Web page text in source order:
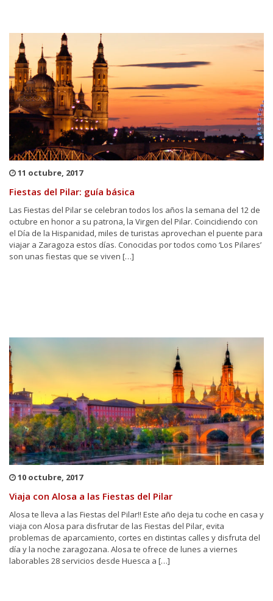
11 octubre, 2017
Fiestas del Pilar: guía básica
Las Fiestas del Pilar se celebran todos los años la semana del 12 de
octubre en honor a su patrona, la Virgen del Pilar. Coincidiendo con
el Día de la Hispanidad, miles de turistas aprovechan el puente para
viajar a Zaragoza estos días. Conocidas por todos como ‘Los Pilares’
son unas fiestas que se viven […]
10 octubre, 2017
Viaja con Alosa a las Fiestas del Pilar
Alosa te lleva a las Fiestas del Pilar!! Este año deja tu coche en casa y
viaja con Alosa para disfrutar de las Fiestas del Pilar, evita
problemas de aparcamiento, cortes en distintas calles y disfruta del
día y la noche zaragozana. Alosa te ofrece de lunes a viernes
laborables 28 servicios desde Huesca a […]